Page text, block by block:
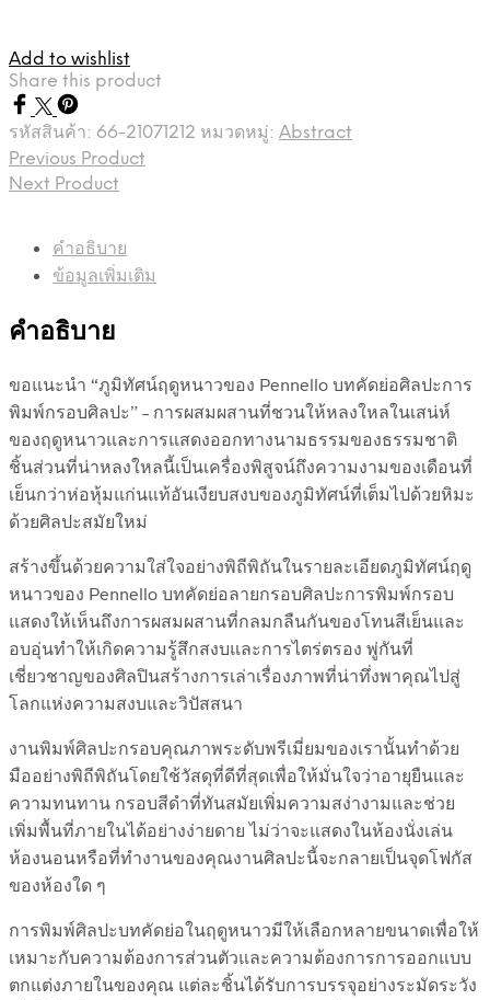
Add to wishlist
Share this product
รหัสสินค้า: 66-21071212 หมวดหมู่: Abstract
Previous Product
Next Product
คำอธิบาย
ข้อมูลเพิ่มเติม
คำอธิบาย
ขอแนะนำ “ภูมิทัศน์ฤดูหนาวของ Pennello บทคัดย่อศิลปะการ
พิมพ์กรอบศิลปะ” – การผสมผสานที่ชวนให้หลงใหลในเสน่ห์
ของฤดูหนาวและการแสดงออกทางนามธรรมของธรรมชาติ
ชิ้นส่วนที่น่าหลงใหลนี้เป็นเครื่องพิสูจน์ถึงความงามของเดือนที่
เย็นกว่าห่อหุ้มแก่นแท้อันเงียบสงบของภูมิทัศน์ที่เต็มไปด้วยหิมะ
ด้วยศิลปะสมัยใหม่
สร้างขึ้นด้วยความใส่ใจอย่างพิถีพิถันในรายละเอียดภูมิทัศน์ฤดู
หนาวของ Pennello บทคัดย่อลายกรอบศิลปะการพิมพ์กรอบ
แสดงให้เห็นถึงการผสมผสานที่กลมกลืนกันของโทนสีเย็นและ
อบอุ่นทำให้เกิดความรู้สึกสงบและการไตร่ตรอง พู่กันที่
เชี่ยวชาญของศิลปินสร้างการเล่าเรื่องภาพที่น่าทึ่งพาคุณไปสู่
โลกแห่งความสงบและวิปัสสนา
งานพิมพ์ศิลปะกรอบคุณภาพระดับพรีเมี่ยมของเรานั้นทำด้วย
มืออย่างพิถีพิถันโดยใช้วัสดุที่ดีที่สุดเพื่อให้มั่นใจว่าอายุยืนและ
ความทนทาน กรอบสีดำที่ทันสมัยเพิ่มความสง่างามและช่วย
เพิ่มพื้นที่ภายในได้อย่างง่ายดาย ไม่ว่าจะแสดงในห้องนั่งเล่น
ห้องนอนหรือที่ทำงานของคุณงานศิลปะนี้จะกลายเป็นจุดโฟกัส
ของห้องใด ๆ
การพิมพ์ศิลปะบทคัดย่อในฤดูหนาวมีให้เลือกหลายขนาดเพื่อให้
เหมาะกับความต้องการส่วนตัวและความต้องการการออกแบบ
ตกแต่งภายในของคุณ แต่ละชิ้นได้รับการบรรจุอย่างระมัดระวัง